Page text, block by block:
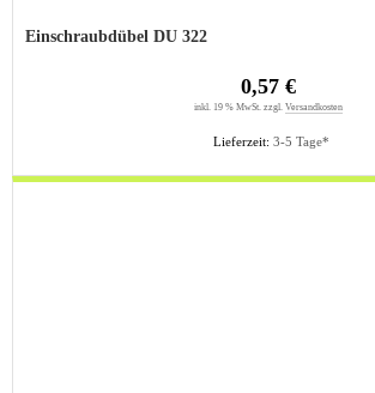
Einschraubdübel DU 322
Lieferzeit: 3-5 Tage*
0,57 €
inkl. 19 % MwSt. zzgl. Versandkosten